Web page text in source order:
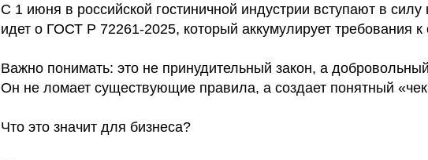
С 1 июня в российской гостиничной индустрии вступают в
идет о ГОСТ Р 72261-2025, который аккумулирует требования
Важно понимать: это не принудительный закон, а
Он не ломает существующие правила, а создает понятный
Что это значит для бизнеса?